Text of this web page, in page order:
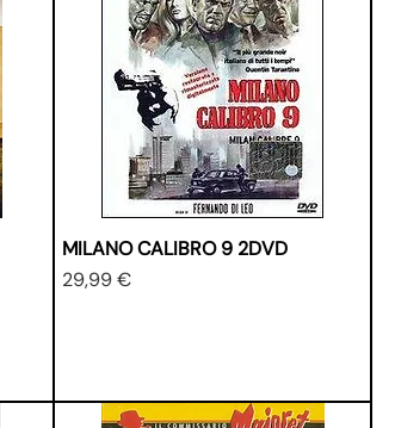
MILANO CALIBRO 9 2DVD
Prezzo
29,99 €